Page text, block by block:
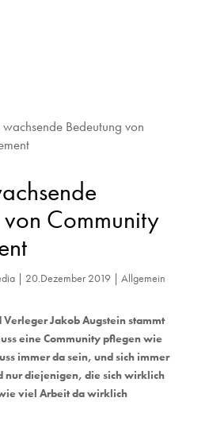
Bedeutung von
Community
| 20.Dezember 2019 | Allgemein
Jakob Augstein stammt
eine Community pflegen wie
immer da sein, und sich immer
nur diejenigen, die sich wirklich
viel Arbeit da wirklich